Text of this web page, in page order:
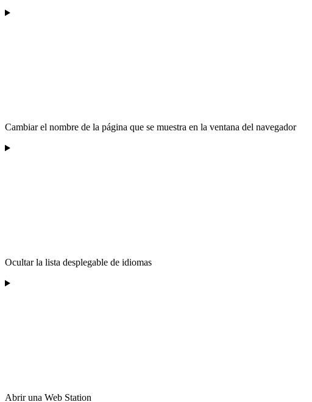
Cambiar el nombre de la página que se muestra en la ventana del navegador
Ocultar la lista desplegable de idiomas
Abrir una Web Station